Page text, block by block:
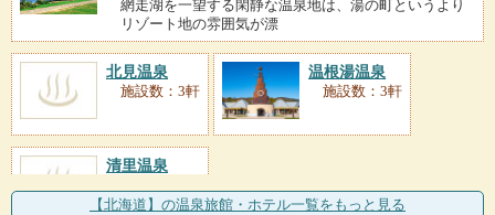
網走湖を一望する閑静な温泉地は、湯の町というより
リゾート地の雰囲気が漂
北見温泉
施設数：3軒
温根湯温泉
施設数：3軒
清里温泉
【北海道】の温泉旅館・ホテル一覧をもっと見る